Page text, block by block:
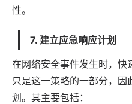
性。
7. 建立应急响应计划
在网络安全事件发生时，快
只是这一策略的一部分，
划。其主要包括：